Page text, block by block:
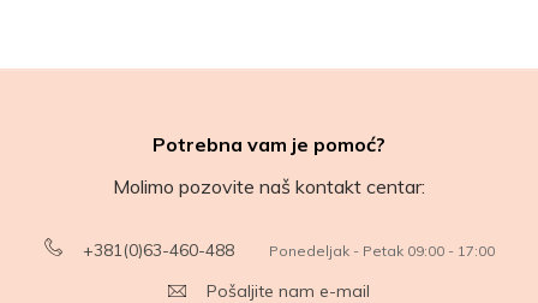
Potrebna vam je pomoć?
Molimo pozovite naš kontakt centar:
+381(0)63-460-488 Ponedeljak - Petak 09:00 - 17:00
Pošaljite nam e-mail